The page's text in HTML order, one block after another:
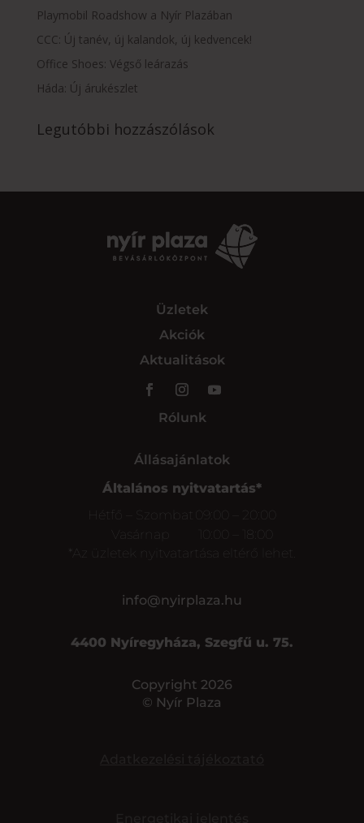
Playmobil Roadshow a Nyír Plazában
CCC: Új tanév, új kalandok, új kedvencek!
Office Shoes: Végső leárazás
Háda: Új árukészlet
Legutóbbi hozzászólások
Üzletek
Akciók
Aktualitások
Rólunk
Állásajánlatok
Általános nyitvatartás*
Hétfő – Szombat
09:00 – 20:00
Vasárnap
*Az üzletek nyitvatartása eltérő lehet.
info@nyirplaza.hu
4400 Nyíregyháza, Szegfű u. 75.
Copyright 2026
© Nyír Plaza